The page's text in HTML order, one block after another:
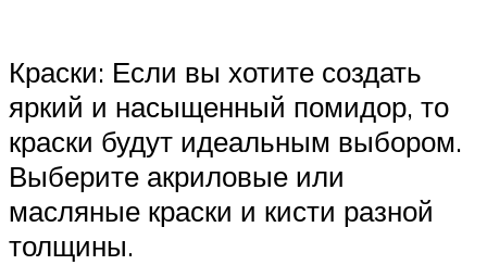
Краски: Если вы хотите создать
яркий и насыщенный помидор, то
краски будут идеальным выбором.
Выберите акриловые или
масляные краски и кисти разной
толщины.